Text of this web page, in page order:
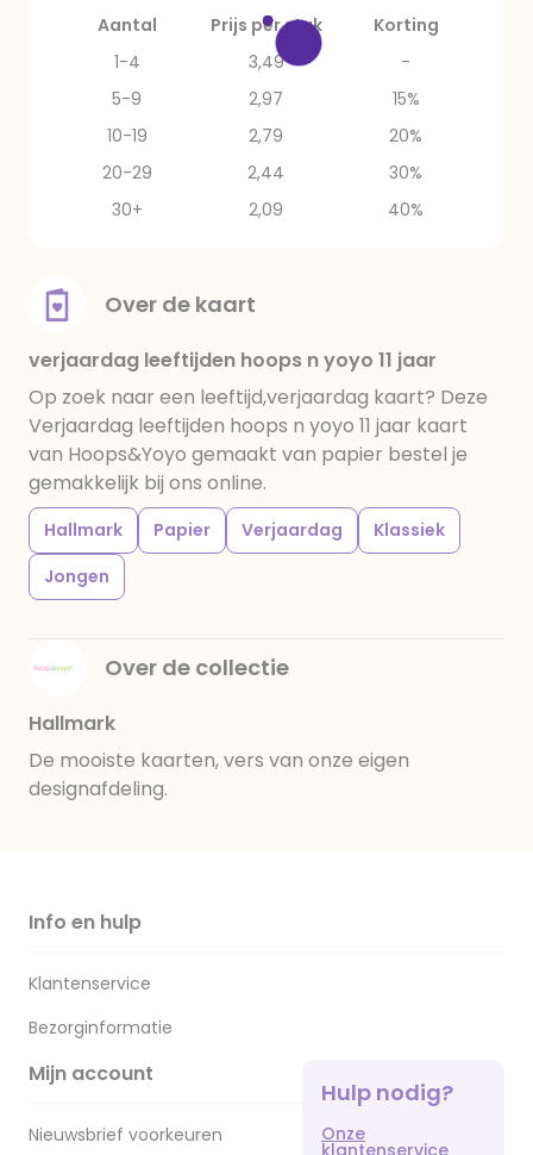
Aantal Prijs per stuk
Korting
1-4
3,49
-
5-9
2,97
15%
10-19
2,79
20%
20-29
2,44
30%
30+
2,09 40%
Over de kaart
verjaardag leeftijden hoops n yoyo 11 jaar
Op zoek naar een leeftijd,verjaardag kaart? Deze
Verjaardag leeftijden hoops n yoyo 11 jaar kaart
van Hoops&Yoyo gemaakt van papier bestel je
gemakkelijk bij ons online.
Hallmark Papier Verjaardag
Klassiek
Jongen
Over de collectie
Hallmark
De mooiste kaarten, vers van onze eigen
designafdeling.
Info en hulp
Klantenservice
Bezorginformatie
Mijn account
Nieuwsbrief voorkeuren
Hulp nodig?
Onze
klantenservice